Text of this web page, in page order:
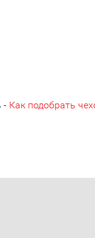
- Как подобрать